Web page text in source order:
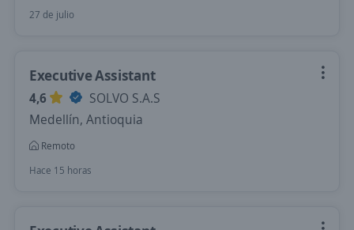
27 de julio
Executive Assistant
4,6
SOLVO S.A.S
Medellín, Antioquia
Remoto
Hace 15 horas